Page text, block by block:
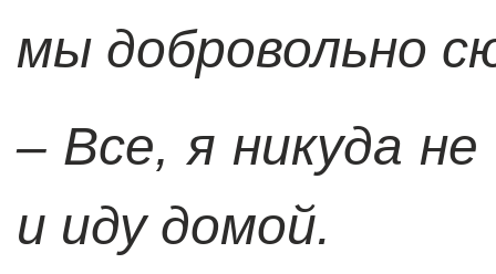
мы добровольно
– Все, я никуда
и иду домой.